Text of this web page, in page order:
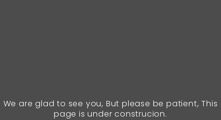
We are glad to see you, But please be patient, This
page is under construcion.